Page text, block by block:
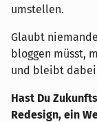
umstellen.
Glaubt
bloggen müsst,
und bleibt
Hast Du
Redesign, ein